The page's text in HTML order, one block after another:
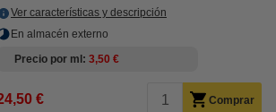
Ver características y descripción
En almacén externo
Precio por ml
3,50 €
€ Comprar